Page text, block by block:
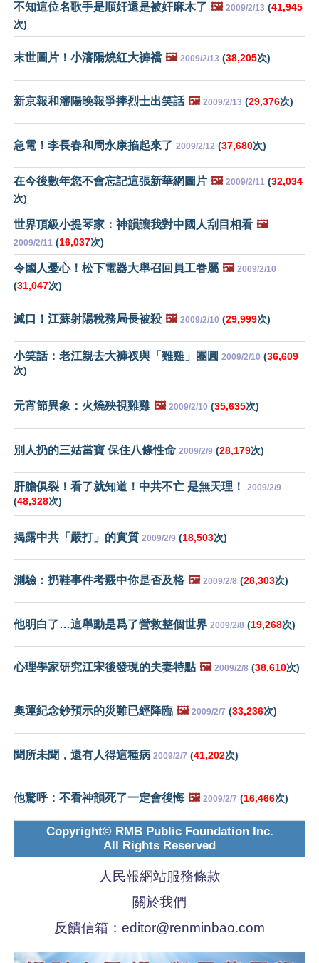
不知這位名歌手是順奸還是被奸麻木了 🖼️ 2009/2/13 (41,945
次)
末世圖片！小瀋陽燒紅大褲襠 🖼️ 2009/2/13 (38,205次)
新京報和瀋陽晚報爭捧烈士出笑話 🖼️ 2009/2/13 (29,376次)
急電！李長春和周永康掐起來了 2009/2/12 (37,680次)
在今後數年您不會忘記這張新華網圖片 🖼️ 2009/2/11 (32,034
次)
世界頂級小提琴家：神韻讓我對中國人刮目相看 🖼️
2009/2/11 (16,037次)
令國人憂心！松下電器大舉召回員工眷屬 🖼️ 2009/2/10
(31,047次)
滅口！江蘇射陽稅務局長被殺 🖼️ 2009/2/10 (29,999次)
小笑話：老江親去大褲衩與「雞雞」團圓 2009/2/10 (36,609
次)
元宵節異象：火燒殃視雞雞 🖼️ 2009/2/10 (35,635次)
別人扔的三姑當寶 保住八條性命 2009/2/9 (28,179次)
肝膽俱裂！看了就知道！中共不亡 是無天理！ 2009/2/9
(48,328次)
揭露中共「嚴打」的實質 2009/2/9 (18,503次)
測驗：扔鞋事件考覈中你是否及格 🖼️ 2009/2/8 (28,303次)
他明白了…這舉動是爲了營救整個世界 2009/2/8 (19,268次)
心理學家研究江宋後發現的夫妻特點 🖼️ 2009/2/8 (38,610次)
奧運紀念鈔預示的災難已經降臨 🖼️ 2009/2/7 (33,236次)
聞所未聞，還有人得這種病 2009/2/7 (41,202次)
他驚呼：不看神韻死了一定會後悔 🖼️ 2009/2/7 (16,466次)
Copyright© RMB Public Foundation Inc.
All Rights Reserved
人民報網站服務條款
關於我們
反饋信箱： editor@renminbao.com